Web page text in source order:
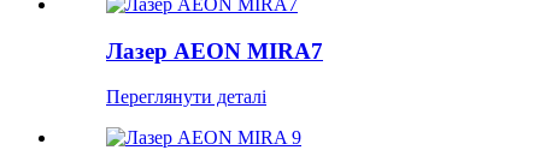
Лазер AEON MIRA7
Переглянути деталі